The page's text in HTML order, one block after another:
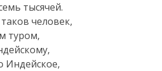
тысячей.
человек,
туром,
Индейское,